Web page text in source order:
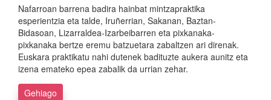
Nafarroan barrena badira hainbat mintzapraktika
esperientzia eta talde, Iruñerrian, Sakanan, Baztan-
Bidasoan, Lizarraldea-Izarbeibarren eta pixkanaka-
pixkanaka bertze eremu batzuetara zabaltzen ari direnak.
Euskara praktikatu nahi dutenek badituzte aukera aunitz eta
izena emateko epea zabalik da urrian zehar.
Gehiago